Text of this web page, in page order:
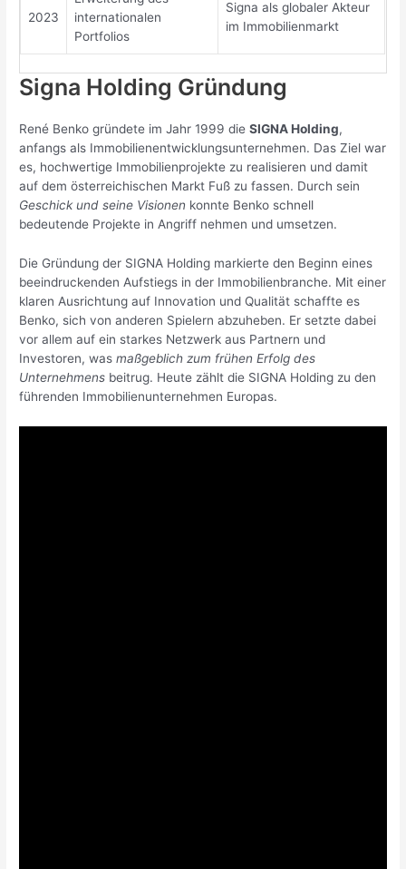
2023
internationalen
Portfolios
Signa als globaler Akteur
im Immobilienmarkt
Signa Holding Gründung
René Benko gründete im Jahr 1999 dieSIGNA Holding,
anfangs als Immobilienentwicklungsunternehmen. Das Ziel war
es, hochwertige Immobilienprojekte zu realisieren und damit
auf dem österreichischen Markt Fuß zu fassen. Durch sein
Geschick und seine Visionen konnte Benko schnell
bedeutende Projekte in Angriff nehmen und umsetzen.
Die Gründung der SIGNA Holding markierte den Beginn eines
beeindruckenden Aufstiegs in der Immobilienbranche. Mit einer
klaren Ausrichtung auf Innovation und Qualität schaffte es
Benko, sich von anderen Spielern abzuheben. Er setzte dabei
vor allem auf ein starkes Netzwerk aus Partnern und
Investoren, wasmaßgeblich zum frühen Erfolg des
Unternehmens beitrug. Heute zählt die SIGNA Holding zu den
führenden Immobilienunternehmen Europas.